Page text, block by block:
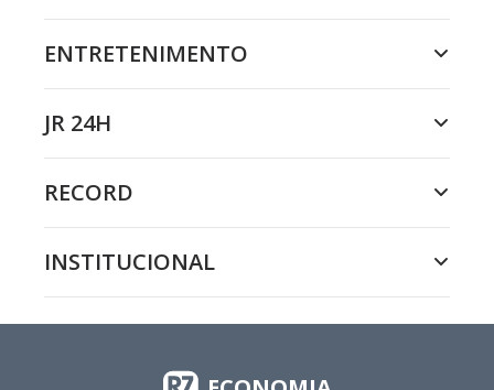
ENTRETENIMENTO
JR 24H
RECORD
INSTITUCIONAL